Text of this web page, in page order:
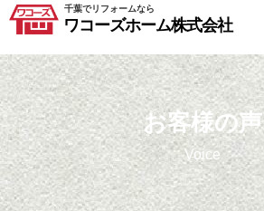
千葉でリフォームなら
ワコーズホーム株式会社
お客様の声
Voice